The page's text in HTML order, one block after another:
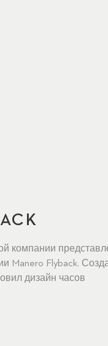
компании
Manero Flyback.
дизайн часов